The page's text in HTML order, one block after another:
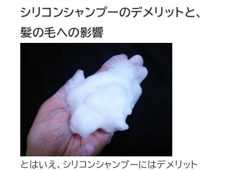
シリコンシャンプーのデメリットと、
髪の毛への影響
とはいえ、シリコンシャンプーにはデメリット